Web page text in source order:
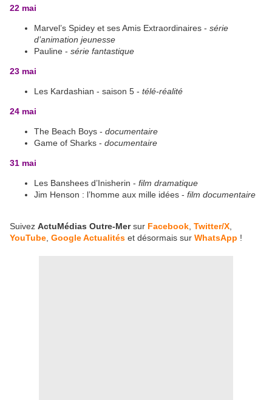
22 mai
Marvel’s Spidey et ses Amis Extraordinaires - série
d’animation jeunesse
Pauline - série fantastique
23 mai
Les Kardashian - saison 5 - télé-réalité
24 mai
The Beach Boys - documentaire
Game of Sharks - documentaire
31 mai
Les Banshees d’Inisherin - film dramatique
Jim Henson : l’homme aux mille idées - film documentaire
Suivez ActuMédias Outre-Mersur Facebook Twitter/X
YouTube Google Actualités et désormais sur WhatsApp !